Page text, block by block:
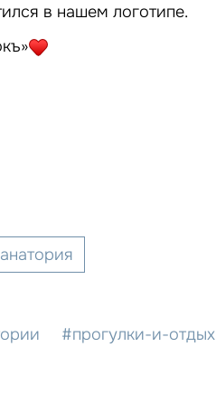
в нашем логотипе.
#прогулки-и-отдых